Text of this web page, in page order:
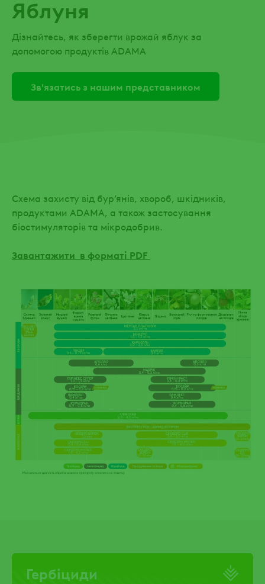
Яблуня
Дізнайтесь, як зберегти врожай яблук за
допомогою продуктів ADAMA
Зв'язатись з нашим представником
Схема захисту від бур’янів, хвороб, шкідників,
продуктами ADAMA, а також застосування
біостимуляторів та мікродобрив.
Завантажити в форматі PDF
Гербіциди